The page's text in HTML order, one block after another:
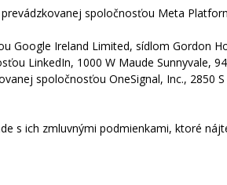
spoločnosťou Meta
Google Ireland Limited, sídlom Gordon
LinkedIn, 1000 W Maude Sunnyvale,
spoločnosťou OneSignal, Inc., 2850
s ich zmluvnými podmienkami, ktoré